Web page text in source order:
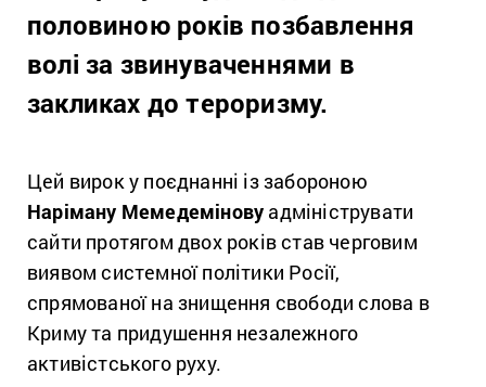
половиною років позбавлення
волі за звинуваченнями в
закликах до тероризму.
Цей вирок у поєднанні із забороною
Наріману Мемедемінову адмініструвати
сайти протягом двох років став черговим
виявом системної політики Росії,
спрямованої на знищення свободи слова в
Криму та придушення незалежного
активістського руху.